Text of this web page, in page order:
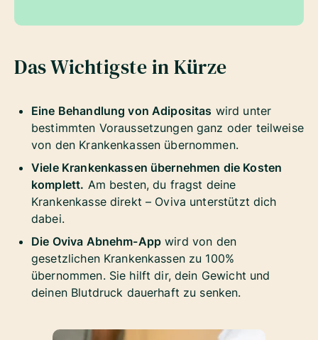
Das Wichtigste in Kürze
Eine Behandlung von Adipositas wird unter
bestimmten Voraussetzungen ganz oder teilweise
von den Krankenkassen übernommen.
Viele Krankenkassen übernehmen die Kosten
komplett. Am besten, du fragst deine
Krankenkasse direkt – Oviva unterstützt dich
dabei.
Die Oviva Abnehm-App wird von den
gesetzlichen Krankenkassen zu 100%
übernommen. Sie hilft dir, dein Gewicht und
deinen Blutdruck dauerhaft zu senken.